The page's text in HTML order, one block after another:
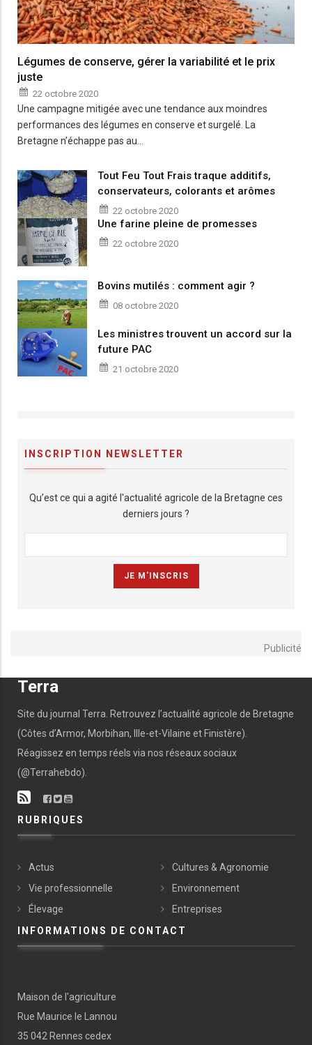
Légumes de conserve, gérer la variabilité et le prix
juste
22 octobre 2020
Une campagne mitigée avec une tendance aux moindres
performances des légumes en conserve et surgelé. La
Bretagne n’échappe pas au…
Tout Feu Tout Frais traque additifs,
conservateurs, colorants et arômes
22 octobre 2020
Une farine pleine de promesses
22 octobre 2020
Bovins mutilés : comment agir ?
08 octobre 2020
Les ministres trouvent un accord sur la
future PAC
21 octobre 2020
INSCRIPTION NEWSLETTER
Qu’est ce qui a agité l'actualité agricole de la Bretagne ces
derniers jours ?
Publicité
Terra
Site du journal Terra. Retrouvez l’actualité agricole de Bretagne
(Côtes d’Armor, Morbihan, Ille-et-Vilaine et Finistère).
Réagissez en temps réels via nos réseaux sociaux
(@Terrahebdo).
RUBRIQUES
Actus
Vie professionnelle
Élevage
Cultures & Agronomie
Environnement
Entreprises
INFORMATIONS DE CONTACT
Maison de l'agriculture
Rue Maurice le Lannou
35 042 Rennes cedex